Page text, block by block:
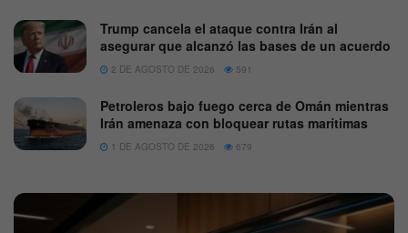
Trump cancela el ataque contra Irán al
asegurar que alcanzó las bases de un acuerdo
2 DE AGOSTO DE 2026 591
Petroleros bajo fuego cerca de Omán mientras
Irán amenaza con bloquear rutas marítimas
1 DE AGOSTO DE 2026 679